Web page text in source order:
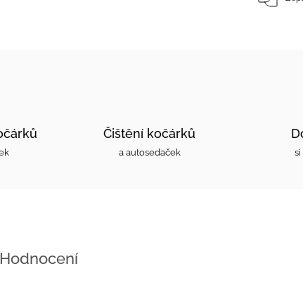
Čištění kočárků
a autosedaček si
Hodnocení